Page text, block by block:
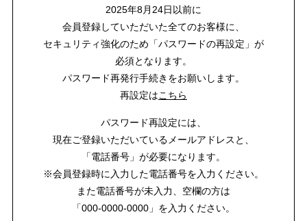
2025年8月24日以前に
会員登録していただいた全てのお客様に、
セキュリティ強化のため「パスワードの再設定」が
必須となります。
パスワード再発行手続きをお願いします。
再設定はこちら
パスワード再設定には、
現在ご登録いただいているメールアドレスと、
「電話番号」が必要になります。
※会員登録時に入力した電話番号を入力ください。
また電話番号が未入力、空欄の方は
「000-0000-0000」を入力ください。